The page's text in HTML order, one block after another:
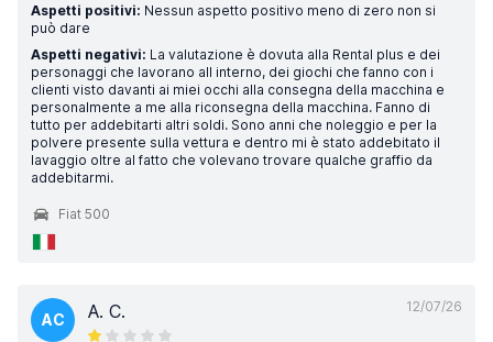
Aspetti positivi: Nessun aspetto positivo meno di zero non si
può dare
Aspetti negativi: La valutazione è dovuta alla Rental plus e dei
personaggi che lavorano all interno, dei giochi che fanno con i
clienti visto davanti ai miei occhi alla consegna della macchina e
personalmente a me alla riconsegna della macchina. Fanno di
tutto per addebitarti altri soldi. Sono anni che noleggio e per la
polvere presente sulla vettura e dentro mi è stato addebitato il
lavaggio oltre al fatto che volevano trovare qualche graffio da
addebitarmi.
Fiat 500
12/07/26
AC A. C.